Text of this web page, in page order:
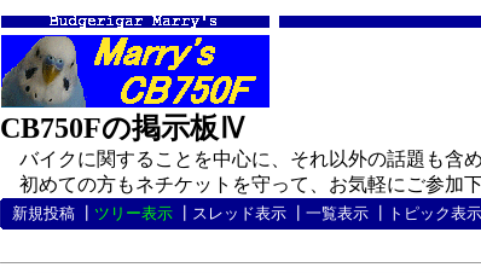
CB750Fの掲示板Ⅳ
バイクに関することを中心に、それ以外の話題も含
初めての方もネチケットを守って、お気軽にご参加
新規投稿 ツリー表示 スレッド表示 一覧表示 トピック表示